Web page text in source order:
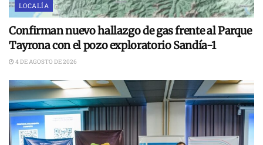
LOCALÍA
Confirman nuevo hallazgo de gas frente al Parque
Tayrona con el pozo exploratorio Sandía-1
4 DE AGOSTO DE 2026